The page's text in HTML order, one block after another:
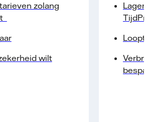
zolang
wilt